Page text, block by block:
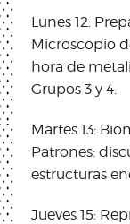
Lunes 12:
Microscopio
hora de
Grupos 3 y 4.
Martes 13:
Patrones:
estructuras
Jueves 15: